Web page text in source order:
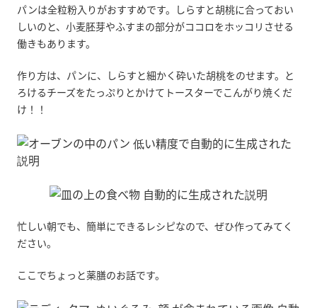
パンは全粒粉入りがおすすめです。しらすと胡桃に合っておい
しいのと、小麦胚芽やふすまの部分がココロをホッコリさせる
働きもあります。
作り方は、パンに、しらすと細かく砕いた胡桃をのせます。と
ろけるチーズをたっぷりとかけてトースターでこんがり焼くだ
け！！
忙しい朝でも、簡単にできるレシピなので、ぜひ作ってみてく
ださい。
ここでちょっと薬膳のお話です。